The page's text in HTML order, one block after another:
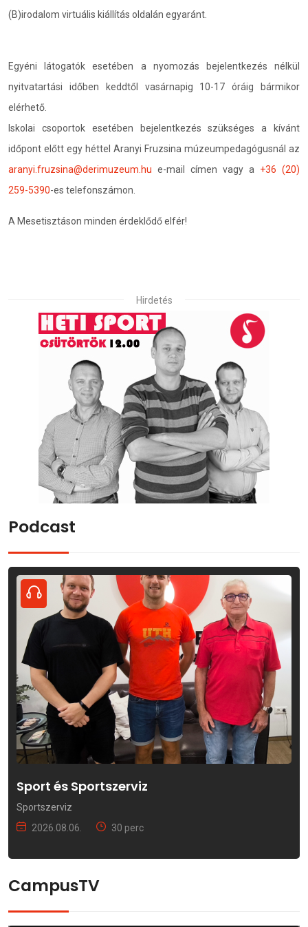
(B)irodalom virtuális kiállítás oldalán egyaránt.
Egyéni látogatók esetében a nyomozás bejelentkezés nélkül
nyitvatartási időben keddtől vasárnapig 10-17 óráig bármikor
elérhető.
Iskolai csoportok esetében bejelentkezés szükséges a kívánt
időpont előtt egy héttel Aranyi Fruzsina múzeumpedagógusnál az
aranyi.fruzsina@derimuzeum.hu e-mail címen vagy a +36 (20)
259-5390-es telefonszámon.
A Mesetisztáson minden érdeklődő elfér!
Hirdetés
Podcast
Sport és Sportszerviz
Sportszerviz
2026.08.06.
30 perc
CampusTV